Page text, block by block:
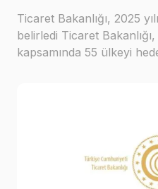
Ticaret Bakanlığı, 2025
belirledi Ticaret
kapsamında 55 ülkeyi